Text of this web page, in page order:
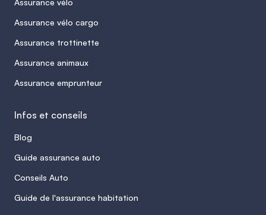
Assurance vélo cargo
Assurance trottinette
Assurance animaux
Assurance emprunteur
Infos et conseils
Blog
Guide assurance auto
Conseils Auto
Guide de l'assurance habitation